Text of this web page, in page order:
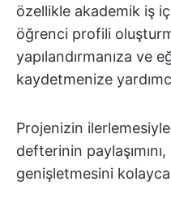
özellikle akademik iş
öğrenci profili
yapılandırmanıza ve
kaydetmenize
Projenizin
defterinin
genişletmesini